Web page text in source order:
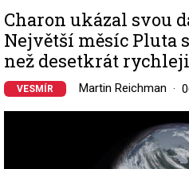
Charon ukázal svou
Největší měsíc Pluta
než desetkrát rychleji
VESMÍR Martin Reichman